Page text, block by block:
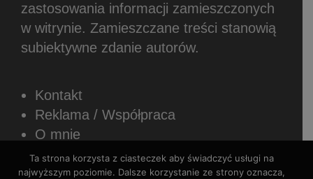
zastosowania informacji zamieszczonych
w witrynie. Zamieszczane treści stanowią
subiektywne zdanie autorów.
Kontakt
Reklama / Współpraca
O mnie
Newsletter
Sposoby płatności
Ta strona korzysta z ciasteczek aby świadczyć usługi na
najwyższym poziomie. Dalsze korzystanie ze strony oznacza,